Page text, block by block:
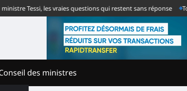
Tessi, les vraies questions qui restent sans réponse Togo
des ministres